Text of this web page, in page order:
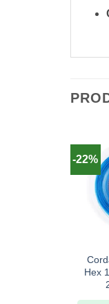
-22%
Hex